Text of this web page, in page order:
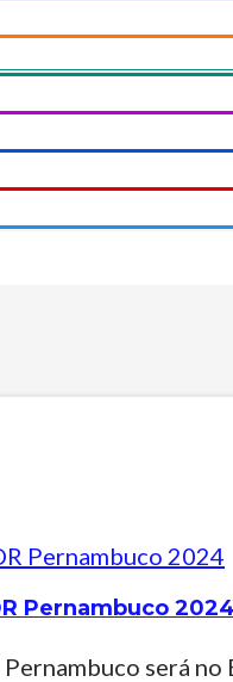
Pernambuco 2024
será